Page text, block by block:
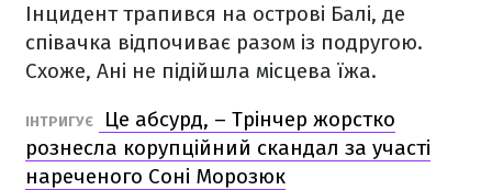
Інцидент трапився на острові Балі, де
співачка відпочиває разом із подругою.
Схоже, Ані не підійшла місцева їжа.
ІНТРИГУЄ
Це абсурд, – Трінчер жорстко
рознесла корупційний скандал за участі
нареченого Соні Морозюк